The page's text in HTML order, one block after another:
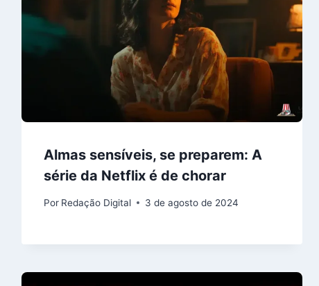
Almas sensíveis, se preparem: A
série da Netflix é de chorar
Por Redação Digital 3 de agosto de 2024